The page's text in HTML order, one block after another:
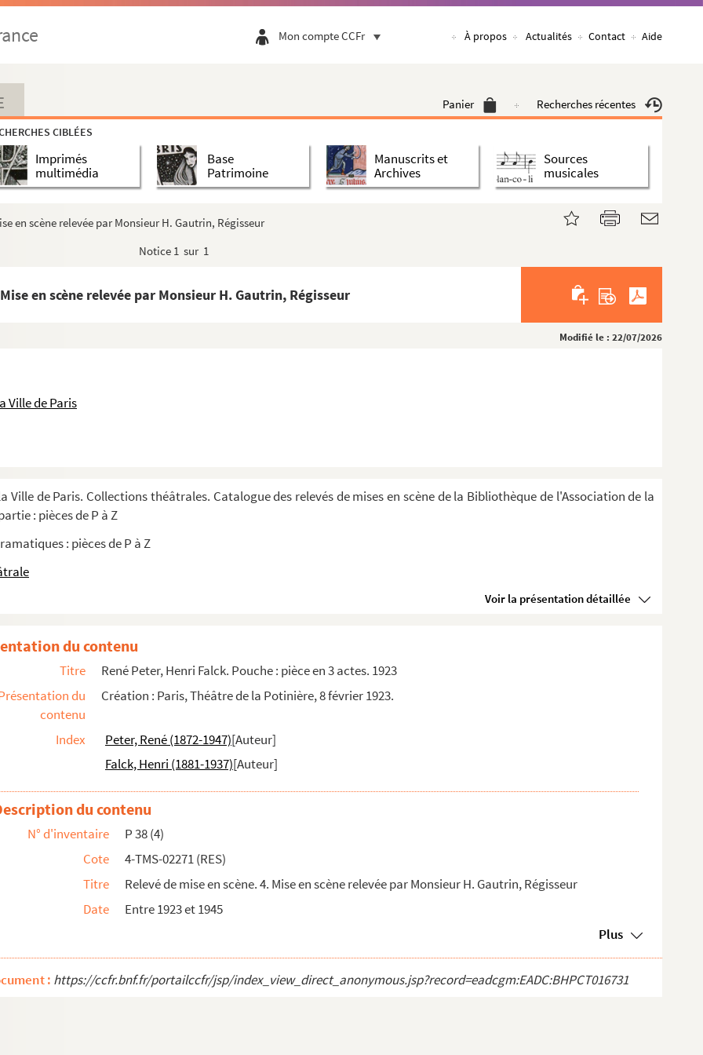
Mon compte CCFr À propos Actualités Contact Aide
Panier Recherches récentes
CIBLÉES
Imprimés
multimédia
Base
Patrimoine
Manuscrits et
Archives
Sources
musicales
en scène relevée par Monsieur H. Gautrin, Régisseur
Notice 1 sur 1
en scène relevée par Monsieur H. Gautrin, Régisseur
Modifié le : 22/07/2026
Ville de Paris
Ville de Paris. Collections théâtrales. Catalogue des relevés de mises en scène de la Bibliothèque de l'Association de la
: pièces de P à Z
: pièces de P à Z
Voir la présentation détaillée
ou les halles en 1804 : drame en 5 a...
en vers. 1901
et 4 tableaux. 1864
1841
en 5 actes et 9 tableaux dont un prolo...
le roman d'Emile Zola. 1883
par John Raphaël. 1916
relevée par Monsieur H. Gautrin, Régisseur
relevée par Monsieur H. Gautrin, Régisseur
Régisseur H. Gautrin
relevée par Monsieur H. Gautrin, Régisseur
en 2 actes, en prose. 1861
gaie en 4 actes. Entre 1900 et 19...
en 3 actes. 1920
ruban hypothétique : comédie en 3 actes ...
en 3 actes. 1904
1895
et 8 tableaux. 1955
en 3 actes. 1927
du contenu
Titre
René Peter, Henri Falck. Pouche : pièce en 3 actes. 1923
du
contenu
Création : Paris, Théâtre de la Potinière, 8 février 1923.
Index Peter, René (1872-1947)[Auteur]
Falck, Henri (1881-1937)[Auteur]
du contenu
N° d'inventaire
P 38 (4)
Cote
4-TMS-02271 (RES)
Titre
Relevé de mise en scène. 4. Mise en scène relevée par Monsieur H. Gautrin, Régisseur
Date
Entre 1923 et 1945
Plus
: https://ccfr.bnf.fr/portailccfr/jsp/index_view_direct_anonymous.jsp?record=eadcgm:EADC:BHPCT016731